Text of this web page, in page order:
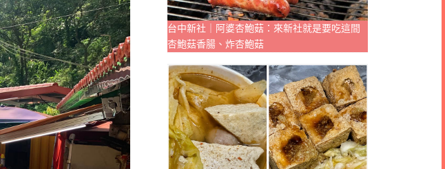
台中新社｜阿婆杏鮑菇：來新社就是要吃這間
杏鮑菇香腸、炸杏鮑菇